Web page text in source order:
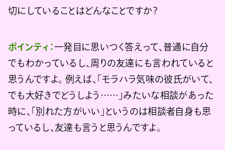
切にしていることはどんなことですか？
ポインティ：一発目に思いつく答えって、普通に自分
でもわかっているし、周りの友達にも言われていると
思うんですよ。 例えば、「モラハラ気味の彼氏がいて、
でも大好きでどうしよう……」みたいな相談があった
時に、「別れた方がいい」というのは相談者自身も思
っているし、友達も言うと思うんですよ。